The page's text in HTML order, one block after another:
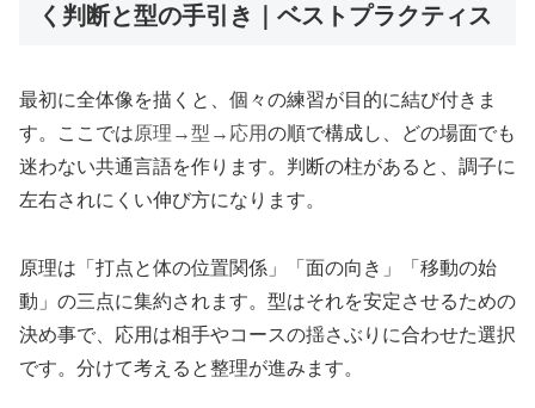
く判断と型の手引き｜ベストプラクティス
最初に全体像を描くと、個々の練習が目的に結び付きま
す。ここでは原理→型→応用の順で構成し、どの場面でも
迷わない共通言語を作ります。判断の柱があると、調子に
左右されにくい伸び方になります。
原理は「打点と体の位置関係」「面の向き」「移動の始
動」の三点に集約されます。型はそれを安定させるための
決め事で、応用は相手やコースの揺さぶりに合わせた選択
です。分けて考えると整理が進みます。